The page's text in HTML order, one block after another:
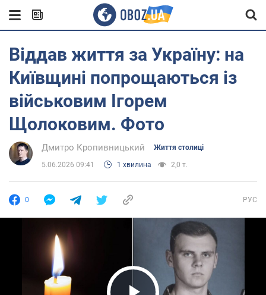
Віддав життя за Україну: на
Київщині попрощаються із
військовим Ігорем
Щолоковим. Фото
Дмитро Кропивницький Життя столиці
5.06.2026 09:41 1 хвилина 2,0 т.
0 РУС